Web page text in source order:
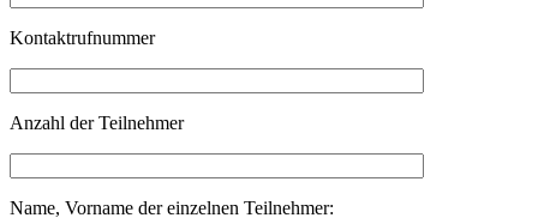
Kontaktrufnummer
Anzahl der Teilnehmer
Name, Vorname der einzelnen Teilnehmer: